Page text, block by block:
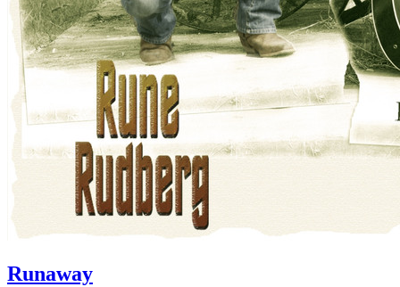
Runaway